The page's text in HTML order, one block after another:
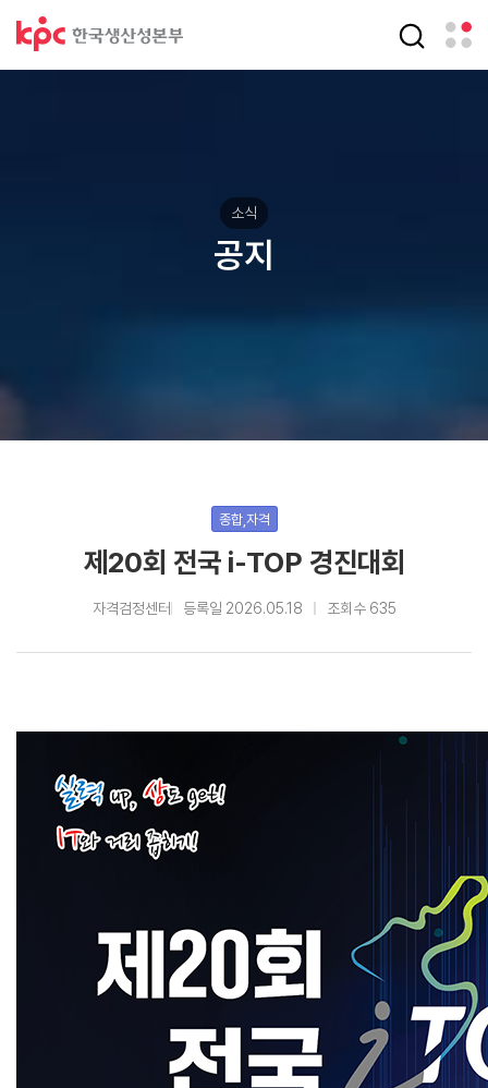
소식
공지
종합,자격
제20회 전국 i-TOP 경진대회
자격검정센터 등록일 2026.05.18 조회수 635